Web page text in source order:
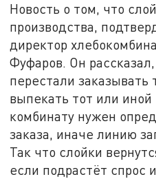
Новость о том, что
производства,
директор
Фуфаров. Он
перестали
выпекать тот или иной
комбинату нужен
заказа, иначе линию
Так что слойки
если подрастёт спрос